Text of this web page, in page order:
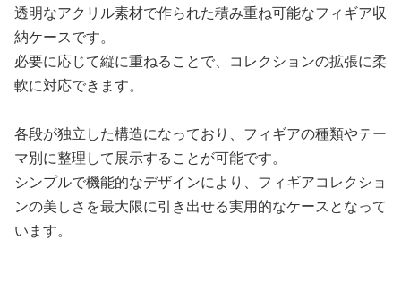
透明なアクリル素材で作られた積み重ね可能なフィギア収
納ケースです。
必要に応じて縦に重ねることで、コレクションの拡張に柔
軟に対応できます。
各段が独立した構造になっており、フィギアの種類やテー
マ別に整理して展示することが可能です。
シンプルで機能的なデザインにより、フィギアコレクショ
ンの美しさを最大限に引き出せる実用的なケースとなって
います。